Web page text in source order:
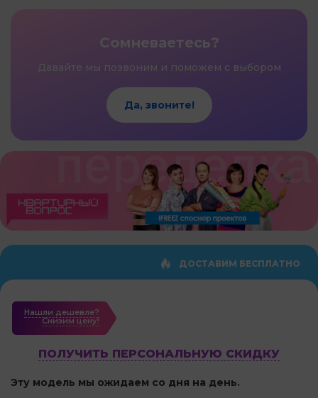
Сомневаетесь?
Давайте мы позвоним и поможем с выбором
Да, звоните!
ДОСТАВИМ БЕСПЛАТНО
Нашли дешевле?
Cнизим цену!
ПОЛУЧИТЬ ПЕРСОНАЛЬНУЮ СКИДКУ
Эту модель мы ожидаем со дня на день.